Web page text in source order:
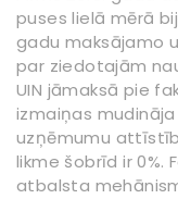
puses lielā mērā
gadu maksājamo
par ziedotajām
UIN jāmaksā pie
izmaiņas
uzņēmumu
likme šobrīd ir 0%.
atbalsta